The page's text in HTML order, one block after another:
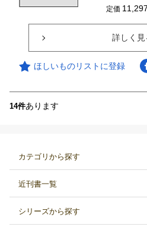
定価
詳しく見
ほしいものリストに登録
14件あります
カテゴリから探す
近刊書一覧
シリーズから探す